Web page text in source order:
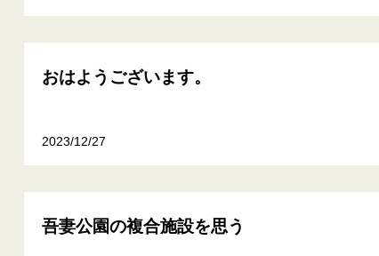
おはようございます。
2023/12/27
吾妻公園の複合施設を思う